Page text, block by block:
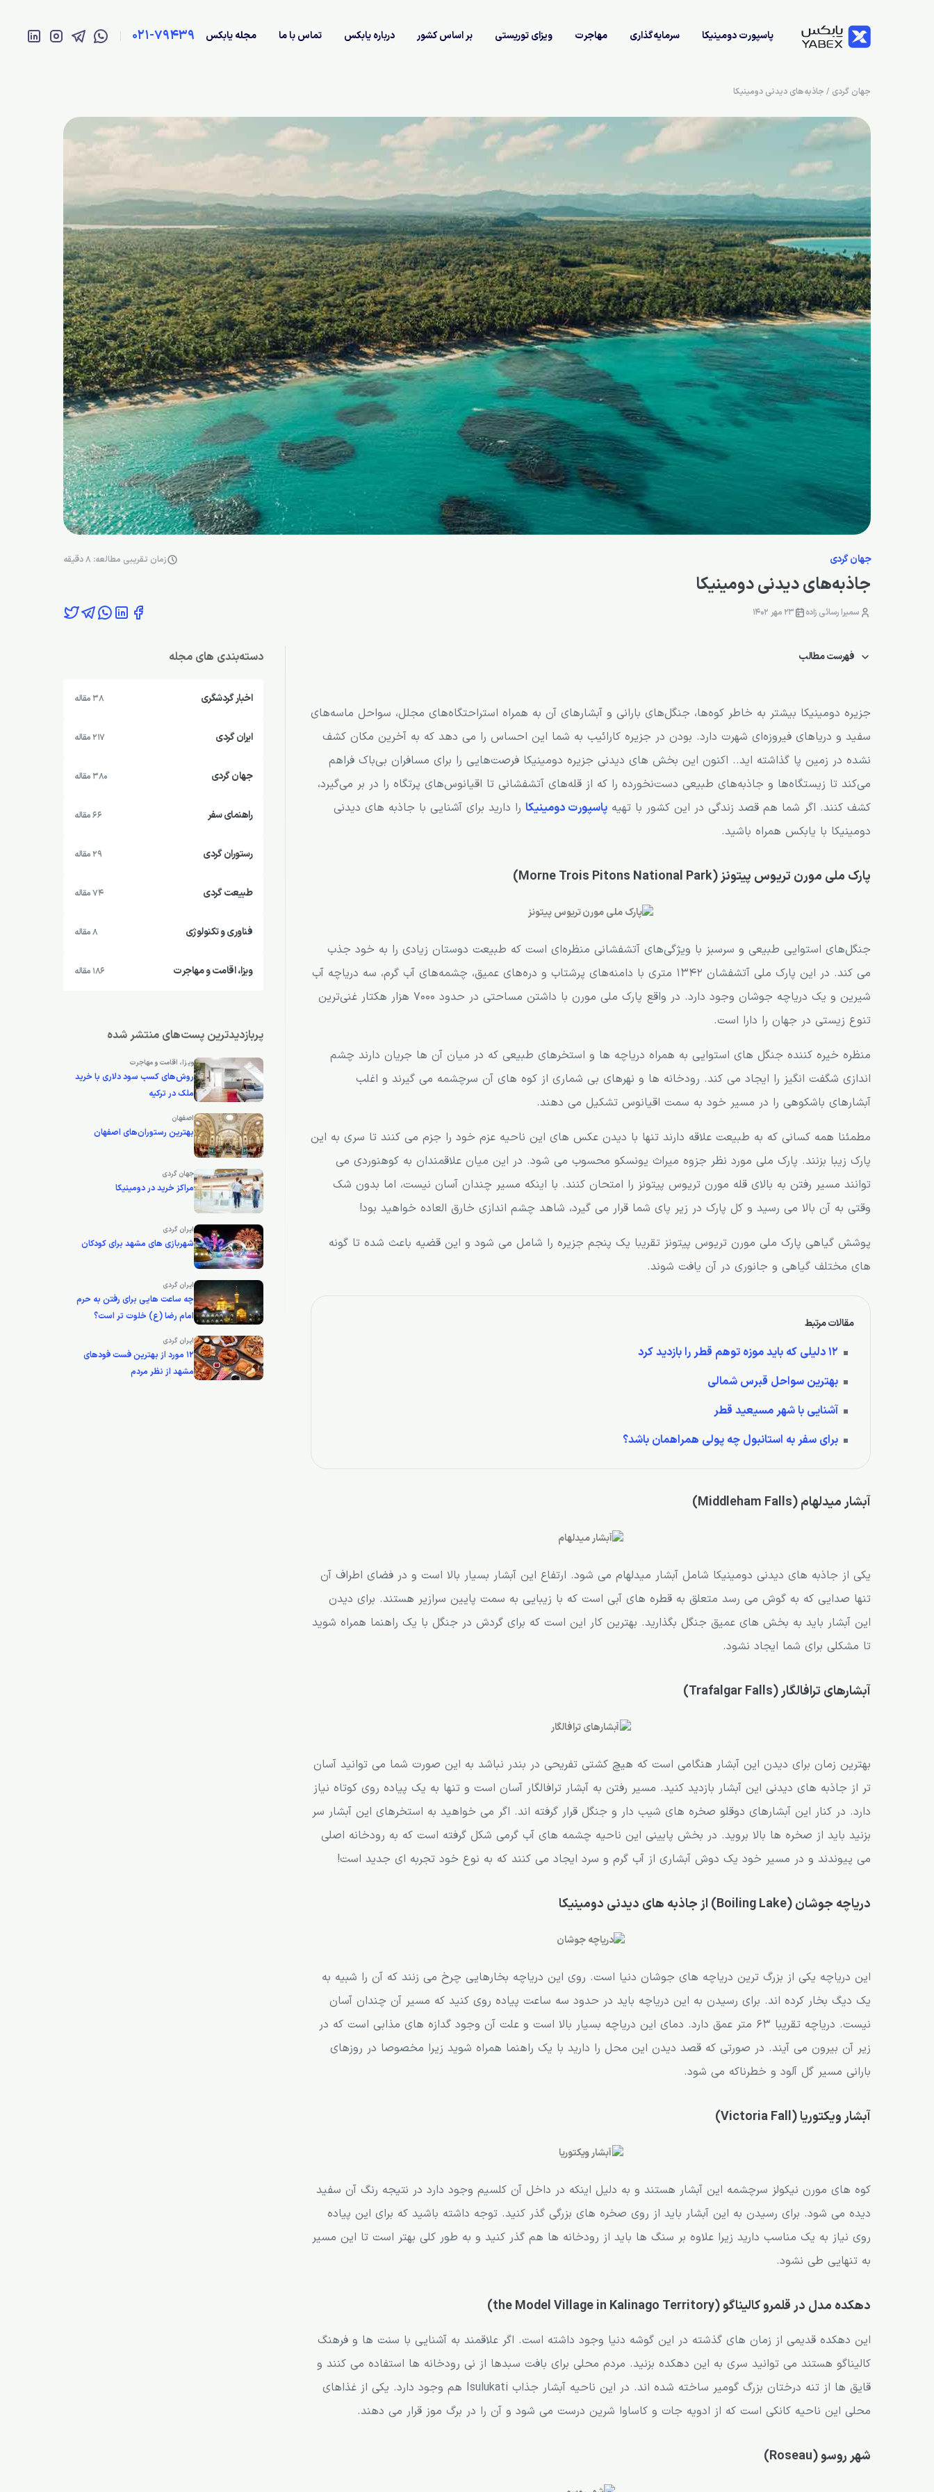
پاسپورت دومینیکا سرمایه‌گذاری مهاجرت ویزای توریستی بر اساس کشور درباره یابکس تماس با ما مجله یابکس 021-79439
جهان گردی / جاذبه‌های دیدنی دومینیکا
جهان گردی زمان تقریبی مطالعه: 8 دقیقه
جاذبه‌های دیدنی دومینیکا
سمیرا رسائی زاده 23 مهر 1402
فهرست مطالب
آبشار میدلهام (Middleham Falls)
آبشارهای ترافالگار (Trafalgar Falls)
دریاچه جوشان (Boiling Lake) از جاذبه های دیدنی دومینیکا
آبشار ویکتوریا (Victoria Fall)
دهکده مدل در قلمرو کالیناگو (the Model Village in Kalinago Territory)
منطقه Bios Cotlette Estat
استراحت در سواحل دومینیکا
باغ گیاه‌شناسی دومینیکا (Dominica Botanical Gardens)
باغ های استوایی پاپیلوت (Papillote Tropical Gardens)
طوطی های کمیاب دومینیکا
جزیره دومینیکا بیشتر به خاطر کوه‌ها، جنگل‌های بارانی و آبشارهای آن به همراه استراحتگاه‌های مجلل، سواحل ماسه‌های
سفید و دریاهای فیروزه‌ای شهرت دارد. بودن در جزیره کارائیب به شما این احساس را می دهد که به آخرین مکان کشف
نشده در زمین پا گذاشته اید.. اکنون این بخش های دیدنی جزیره دومینیکا فرصت‌هایی را برای مسافران بی‌باک فراهم
می‌کند تا زیستگاه‌ها و جاذبه‌های طبیعی دست‌نخورده را که از قله‌های آتشفشانی تا اقیانوس‌های پرتگاه را در بر می‌گیرد،
کشف کنند. اگر شما هم قصد زندگی در این کشور با تهیه پاسپورت دومینیکا را دارید برای آشنایی با جاذبه های دیدنی
دومینیکا با یابکس همراه باشید.
پارک ملی مورن تریوس پیتونز (Morne Trois Pitons National Park)
جنگل‌های استوایی طبیعی و سرسبز با ویژگی‌های آتشفشانی منظره‌ای است که طبیعت دوستان زیادی را به خود جذب
می کند. در این پارک ملی آتشفشان 1342 متری با دامنه‌های پرشتاب و دره‌های عمیق، چشمه‌های آب گرم، سه دریاچه آب
شیرین و یک دریاچه جوشان وجود دارد. در واقع پارک ملی مورن با داشتن مساحتی در حدود 7000 هزار هکتار غنی‌ترین
تنوع زیستی در جهان را دارا است.
منظره خیره کننده جنگل های استوایی به همراه دریاچه ها و استخرهای طبیعی که در میان آن ها جریان دارند چشم
اندازی شگفت انگیز را ایجاد می کند. رودخانه ها و نهرهای بی شماری از کوه های آن سرچشمه می گیرند و اغلب
آبشارهای باشکوهی را در مسیر خود به سمت اقیانوس تشکیل می دهند.
مطمئنا همه کسانی که به طبیعت علاقه دارند تنها با دیدن عکس های این ناحیه عزم خود را جزم می کنند تا سری به این
پارک زیبا بزنند. پارک ملی مورد نظر جزوه میراث یونسکو محسوب می شود. در این میان علاقمندان به کوهنوردی می
توانند مسیر رفتن به بالای قله مورن تریوس پیتونز را امتحان کنند. با اینکه مسیر چندان آسان نیست، اما بدون شک
وقتی به آن بالا می رسید و کل پارک در زیر پای شما قرار می گیرد، شاهد چشم اندازی خارق العاده خواهید بود!
پوشش گیاهی پارک ملی مورن تریوس پیتونز تقریبا یک پنجم جزیره را شامل می شود و این قضیه باعث شده تا گونه
های مختلف گیاهی و جانوری در آن یافت شوند.
مقالات مرتبط
12 دلیلی که باید موزه توهم قطر را بازدید کرد
بهترین سواحل قبرس شمالی
آشنایی با شهر مسیعید قطر
برای سفر به استانبول چه پولی همراهمان باشد؟
آبشار میدلهام (Middleham Falls)
یکی از جاذبه های دیدنی دومینیکا شامل آبشار میدلهام می شود. ارتفاع این آبشار بسیار بالا است و در فضای اطراف آن
تنها صدایی که به گوش می رسد متعلق به قطره های آبی است که با زیبایی به سمت پایین سرازیر هستند. برای دیدن
این آبشار باید به بخش های عمیق جنگل بگذارید. بهترین کار این است که برای گردش در جنگل با یک راهنما همراه شوید
تا مشکلی برای شما ایجاد نشود.
آبشارهای ترافالگار (Trafalgar Falls)
بهترین زمان برای دیدن این آبشار هنگامی است که هیچ کشتی تفریحی در بندر نباشد به این صورت شما می توانید آسان
تر از جاذبه های دیدنی این آبشار بازدید کنید. مسیر رفتن به آبشار ترافالگار آسان است و تنها به یک پیاده روی کوتاه نیاز
دارد. در کنار این آبشارهای دوقلو صخره های شیب دار و جنگل قرار گرفته اند. اگر می خواهید به استخرهای این آبشار سر
بزنید باید از صخره ها بالا بروید. در بخش پایینی این ناحیه چشمه های آب گرمی شکل گرفته است که به رودخانه اصلی
می پیوندند و در مسیر خود یک دوش آبشاری از آب گرم و سرد ایجاد می کنند که به نوع خود تجربه ای جدید است!
دریاچه جوشان (Boiling Lake) از جاذبه های دیدنی دومینیکا
این دریاچه یکی از بزرگ ترین دریاچه های جوشان دنیا است. روی این دریاچه بخارهایی چرخ می زنند که آن را شبیه به
یک دیگ بخار کرده اند. برای رسیدن به این دریاچه باید در حدود سه ساعت پیاده روی کنید که مسیر آن چندان آسان
نیست. دریاچه تقریبا 63 متر عمق دارد. دمای این دریاچه بسیار بالا است و علت آن وجود گدازه های مذابی است که در
زیر آن بیرون می آیند. در صورتی که قصد دیدن این محل را دارید با یک راهنما همراه شوید زیرا مخصوصا در روزهای
بارانی مسیر گل آلود و خطرناکه می شود.
آبشار ویکتوریا (Victoria Fall)
کوه های مورن نیکولز سرچشمه این آبشار هستند و به دلیل اینکه در داخل آن کلسیم وجود دارد در نتیجه رنگ آن سفید
دیده می شود. برای رسیدن به این آبشار باید از روی صخره های بزرگی گذر کنید. توجه داشته باشید که برای این پیاده
روی نیاز به یک مناسب دارید زیرا علاوه بر سنگ ها باید از رودخانه ها هم گذر کنید و به طور کلی بهتر است تا این مسیر
به تنهایی طی نشود.
دهکده مدل در قلمرو کالیناگو (the Model Village in Kalinago Territory)
این دهکده قدیمی از زمان های گذشته در این گوشه دنیا وجود داشته است. اگر علاقمند به آشنایی با سنت ها و فرهنگ
کالیناگو هستند می توانید سری به این دهکده بزنید. مردم محلی برای بافت سبدها از نی رودخانه ها استفاده می کنند و
قایق ها از تنه درختان بزرگ گومیر ساخته شده اند. در این ناحیه آبشار جذاب Isulukati هم وجود دارد. یکی از غذاهای
محلی این ناحیه کانکی است که از ادویه جات و کاساوا شرین درست می شود و آن را در برگ موز قرار می دهند.
شهر روسو (Roseau)
دسته‌بندی های مجله
اخبار گردشگری 38 مقاله
ایران گردی 217 مقاله
جهان گردی 380 مقاله
راهنمای سفر 66 مقاله
رستوران گردی 29 مقاله
طبیعت گردی 74 مقاله
فناوری و تکنولوژی 8 مقاله
ویزا، اقامت و مهاجرت 186 مقاله
پربازدیدترین پست‌های منتشر شده
ویزا، اقامت و مهاجرت
روش‌های کسب سود دلاری با خرید
ملک در ترکیه
اصفهان
بهترین رستوران‌های اصفهان
جهان گردی
مراکز خرید در دومینیکا
ایران گردی
شهربازی های مشهد برای کودکان
ایران گردی
چه ساعت هایی برای رفتن به حرم
امام رضا (ع) خلوت تر است؟
ایران گردی
12 مورد از بهترین فست فودهای
مشهد از نظر مردم